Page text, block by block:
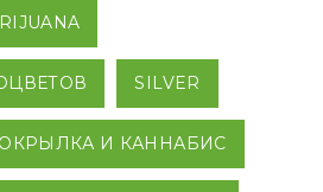
SILVER
И КАННАБИС